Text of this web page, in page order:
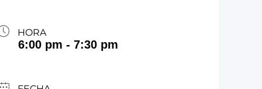
HORA
6:00 pm - 7:30 pm